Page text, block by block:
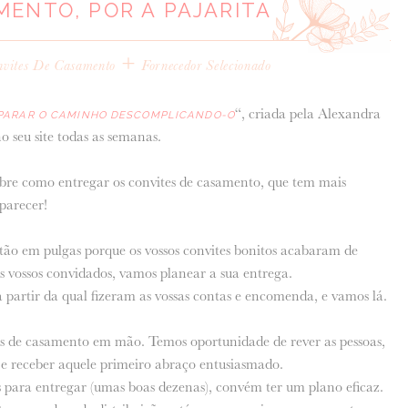
POR A PAJARITA
De Casamento +Fornecedor Selecionado
O CAMINHO DESCOMPLICANDO-O“, criada pela Alexandra
seu site todas as semanas.
como entregar os convites de casamento, que tem mais
em pulgas porque os vossos convites bonitos acabaram de
convidados, vamos planear a sua entrega.
partir da qual fizeram as vossas contas e encomenda, e vamos lá.
casamento em mão. Temos oportunidade de rever as pessoas,
receber aquele primeiro abraço entusiasmado.
entregar (umas boas dezenas), convém ter um plano eficaz.